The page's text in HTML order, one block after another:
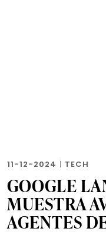
11-12-2024 | TECH
GOOGLE
MUESTRA
AGENTES